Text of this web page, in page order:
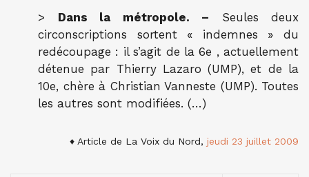
> Dans la métropole. – Seules deux
circonscriptions sortent « indemnes » du
redécoupage : il s’agit de la 6e , actuellement
détenue par Thierry Lazaro (UMP), et de la
10e, chère à Christian Vanneste (UMP). Toutes
les autres sont modifiées. (…)
♦ Article de La Voix du Nord, jeudi 23 juillet 2009